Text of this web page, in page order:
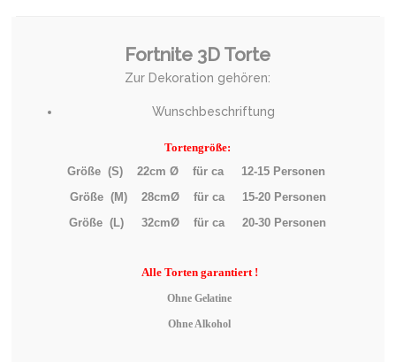
Fortnite 3D Torte
Zur Dekoration gehören:
Wunschbeschriftung
Tortengröße:
Größe (S) 22cm Ø für ca 12-15 Personen
Größe (M) 28cmØ für ca 15-20 Personen
Größe (L) 32cmØ für ca 20-30 Personen
AlleTorten garantiert !
Ohne Gelatine
Ohne Alkohol